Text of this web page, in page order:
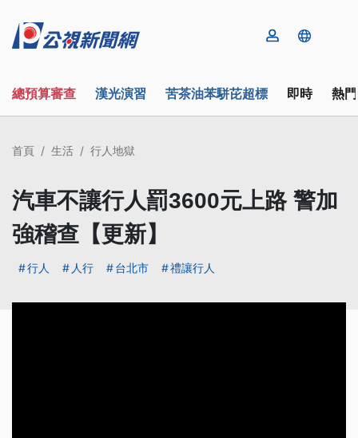
總預算審查 漢光演習 苦茶油苯駢芘超標 即時 熱
首頁 生活 行人地獄
汽車不讓行人罰3600元上路 警加
強稽查【更新】
行人 人行 台北市 禮讓行人